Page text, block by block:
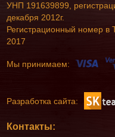
УНП 191639899,
декабря 2012г.
Регистрационный номер в
2017
Мы принимаем:
Разработка сайта:
Контакты: